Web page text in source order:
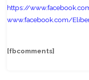
https://
www.facebook.com/
[fbcomments]